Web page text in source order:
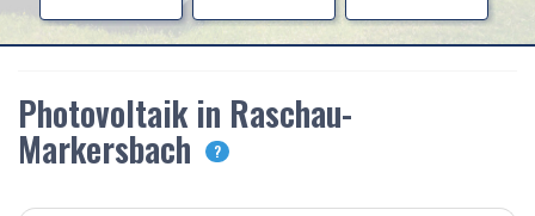
Photovoltaik in Raschau-
Markersbach ?